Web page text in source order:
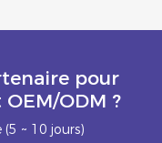
pour
ODM ?
~ 10 jours)